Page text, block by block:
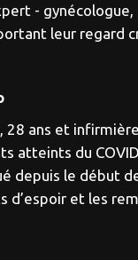
-
leur regard
ans et
atteints du
le début
d’espoir et les